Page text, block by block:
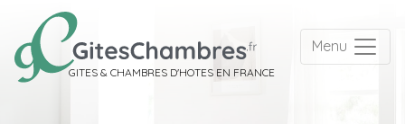
GITES & CHAMBRES D'HOTES EN FRANCE
Menu